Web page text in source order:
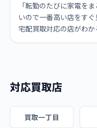
「転勤のたびに家電を
いので一番高い店をすぐ
宅配買取対応の店がわか
対応買取店
買取一丁目